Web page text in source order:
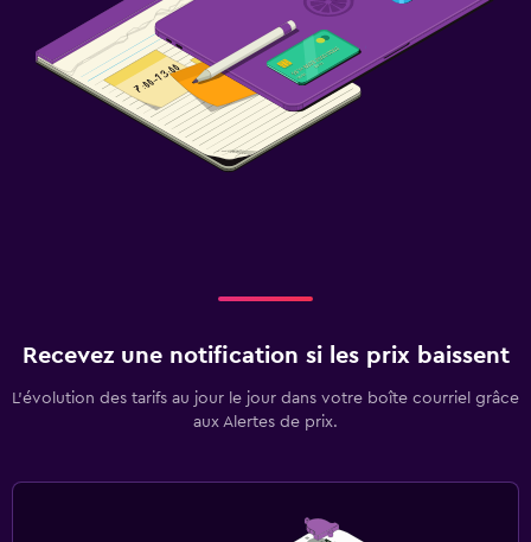
Recevez une notification si les prix baissent
L’évolution des tarifs au jour le jour dans votre boîte courriel grâce
aux Alertes de prix.